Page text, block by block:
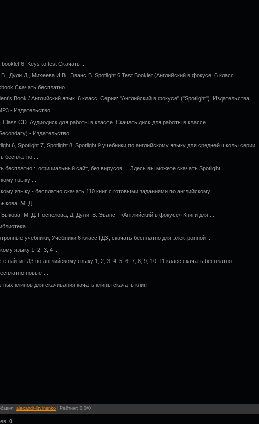
6. Keys to test Скачать ...
Дули Д., Михеева И.В., Эванс В. Spotlight 6 Test Booklet (Английский в фокусе. 6 класс.
Скачать бесплатно
Book / Английский язык. 6 класс. Серия: "Английский в фокусе" ("Spotlight"). Издательства ...
- Издательство ...
Class CD. Аудиодиск для работы в классе. Скачать диск для работы в классе
- Издательство ...
6, Spotlight 7, Spotlight 8, Spotlight 9 учебники по английскому языку для средней школы серии ...
бесплатно ...
бесплатно :: официальный сайт, без вирусов ... Здесь вы можете скачать Spotlight ...
языку ...
языку - бесплатно скачать 110 книг с готовыми заданиями по английскому ...
М. Д ...
М. Д. Поспелова, Д. Дули, В. Эванс - «Английский в фокусе» Книги для ...
...
учебники, Учебники 6 класс ГДЗ, скачать бесплатно для электронной ...
языку 1, 2, 3, 4 ...
найти ГДЗ по английскому языку 1, 2, 3, 4, 5, 6, 7, 8, 9, 10, 11 класс скачать бесплатно.
новые ...
клипов для скачивания качать клипы скачать клип
: alexandr-litvinenko Рейтинг: 0.0/0
: 0